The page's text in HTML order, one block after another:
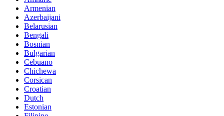
Armenian
Azerbaijani
Belarusian
Bengali
Bosnian
Bulgarian
Cebuano
Chichewa
Corsican
Croatian
Dutch
Estonian